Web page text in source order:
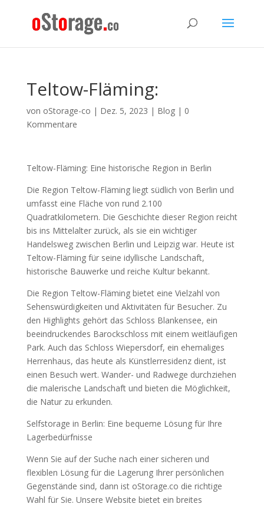
Teltow-Fläming:
von oStorage-co | Dez. 5, 2023 | Blog| 0
Kommentare
Teltow-Fläming: Eine historische Region in Berlin
Die Region Teltow-Fläming liegt südlich von Berlin und
umfasst eine Fläche von rund 2.100
Quadratkilometern. Die Geschichte dieser Region reicht
bis ins Mittelalter zurück, als sie ein wichtiger
Handelsweg zwischen Berlin und Leipzig war. Heute ist
Teltow-Fläming für seine idyllische Landschaft,
historische Bauwerke und reiche Kultur bekannt.
Die Region Teltow-Fläming bietet eine Vielzahl von
Sehenswürdigkeiten und Aktivitäten für Besucher. Zu
den Highlights gehört das Schloss Blankensee, ein
beeindruckendes Barockschloss mit einem weitläufigen
Park. Auch das Schloss Wiepersdorf, ein ehemaliges
Herrenhaus, das heute als Künstlerresidenz dient, ist
einen Besuch wert. Wander- und Radwege durchziehen
die malerische Landschaft und bieten die Möglichkeit,
die Natur zu erkunden.
Selfstorage in Berlin: Eine bequeme Lösung für Ihre
Lagerbedürfnisse
Wenn Sie auf der Suche nach einer sicheren und
flexiblen Lösung für die Lagerung Ihrer persönlichen
Gegenstände sind, dann ist oStorage.co die richtige
Wahl für Sie. Unsere Website bietet ein breites